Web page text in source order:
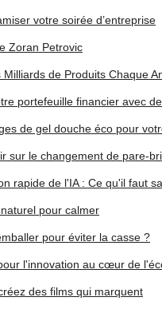
votre soirée d’entreprise
Zoran Petrovic
de Produits Chaque
portefeuille financier avec
de gel douche éco pour
sur le changement de pare-
rapide de l'IA : Ce qu'il faut
pour calmer
pour éviter la casse ?
l'innovation au cœur de
des films qui marquent